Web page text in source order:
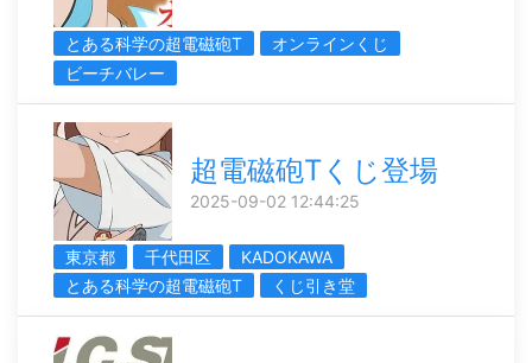
とある科学の超電磁砲T
オンラインくじ
ビーチバレー
超電磁砲Tくじ登場
2025-09-02 12:44:25
東京都 千代田区
KADOKAWA
とある科学の超電磁砲T
くじ引き堂